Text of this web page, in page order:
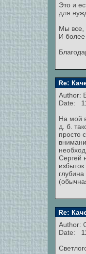
Это и
для
Мы все,
И более
Re:
Author:
Date:
На мой
д. б.
просто
Сергей
Re:
Author:
Date: